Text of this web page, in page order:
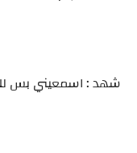
شهد : اسمعيني بس